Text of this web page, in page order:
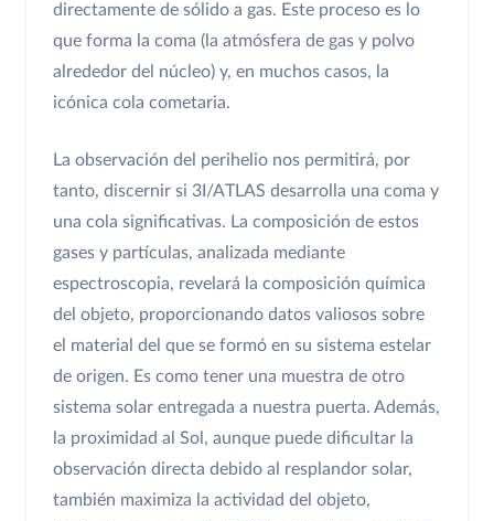
directamente de sólido a gas. Este proceso es lo
que forma la coma (la atmósfera de gas y polvo
alrededor del núcleo) y, en muchos casos, la
icónica cola cometaria.
La observación del perihelio nos permitirá, por
tanto, discernir si 3I/ATLAS desarrolla una coma y
una cola significativas. La composición de estos
gases y partículas, analizada mediante
espectroscopia, revelará la composición química
del objeto, proporcionando datos valiosos sobre
el material del que se formó en su sistema estelar
de origen. Es como tener una muestra de otro
sistema solar entregada a nuestra puerta. Además,
la proximidad al Sol, aunque puede dificultar la
observación directa debido al resplandor solar,
también maximiza la actividad del objeto,